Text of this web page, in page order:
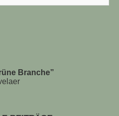
Branche”